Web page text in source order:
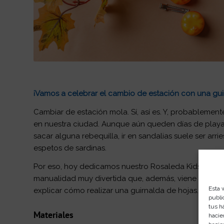
Esta
tus
¡Vamos a celebrar el cambio de estación con una
Cambiar de estación mola. Sí, así es. Y,
en nuestra ciudad. Aunque aún queden días de
sacar alguna rebequilla, ir en sandalias suele ser
espetos de sardinas.
Por eso, hoy dedicamos nuestro Rosaleda Kids
manualidad muy divertida que, además, viene
explicar cómo realizar una guirnalda de hojas.
Materiales